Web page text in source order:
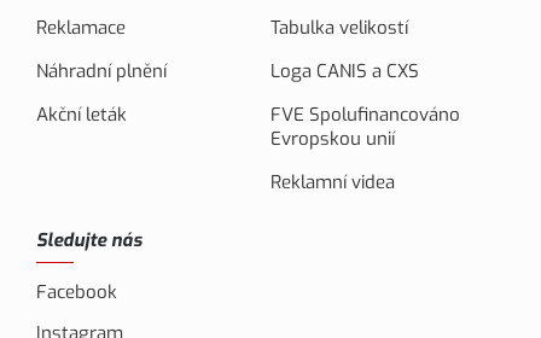
Reklamace
Náhradní plnění
Akční leták
Tabulka velikostí
Loga CANIS a CXS
FVE Spolufinancováno
Evropskou unií
Reklamní videa
Sledujte nás
Facebook
Instagram